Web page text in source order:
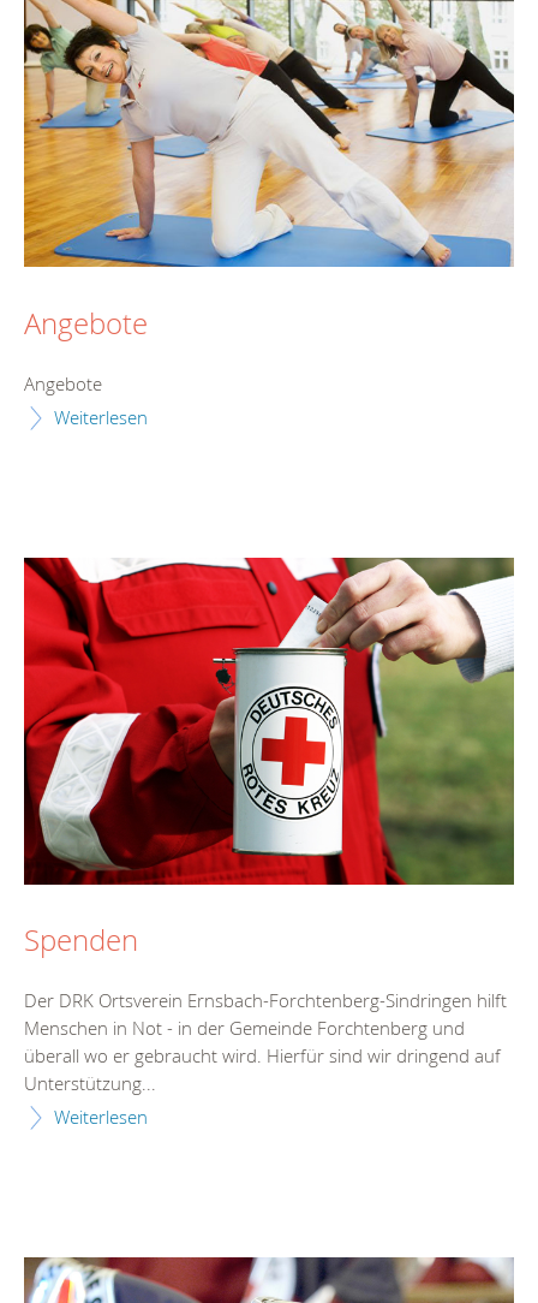
Angebote
Angebote
Weiterlesen
Spenden
Der DRK Ortsverein Ernsbach-Forchtenberg-Sindringen hilft
Menschen in Not - in der Gemeinde Forchtenberg und
überall wo er gebraucht wird. Hierfür sind wir dringend auf
Unterstützung...
Weiterlesen